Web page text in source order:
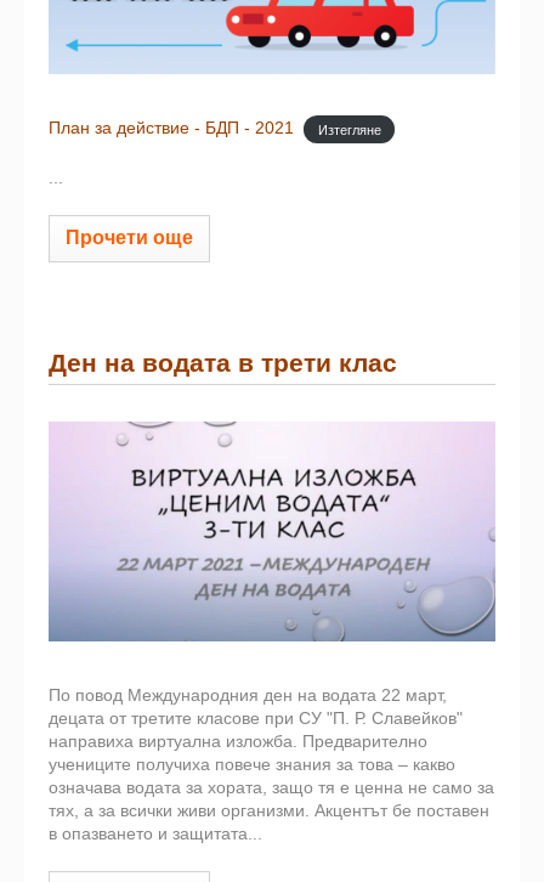
План за действие - БДП - 2021 Изтегляне
...
Прочети още
Ден на водата в трети клас
По повод Международния ден на водата 22 март,
децата от третите класове при СУ "П. Р. Славейков"
направиха виртуална изложба. Предварително
учениците получиха повече знания за това – какво
означава водата за хората, защо тя е ценна не само за
тях, а за всички живи организми. Акцентът бе поставен
в опазването и защитата...